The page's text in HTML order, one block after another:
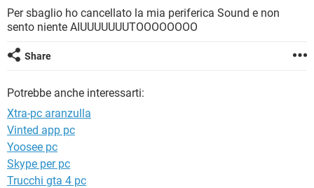
HARDWARE
INSTAGRAM WHATSAPP
TIKTOK FACEBOOK
HARDWARE
iOS WINDOWS 10
HARDWARE
COVID-19 GAMING
INTRATTENIMENTO ANDROID
iOS
HARDWARE
Per sbaglio ho cancellato la mia periferica Sound e non
sento niente AIUUUUUUUTOOOOOOOO
Share
Potrebbe anche interessarti:
Xtra-pc aranzulla
Vinted app pc
Yoosee pc
Skype per pc
Trucchi gta 4 pc